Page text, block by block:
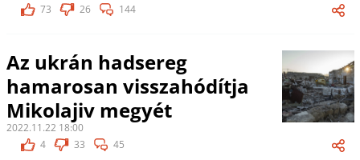
73
26 144
Az ukrán hadsereg
hamarosan visszahódítja
Mikolajiv megyét
2022.11.22 18:00
4
33 45